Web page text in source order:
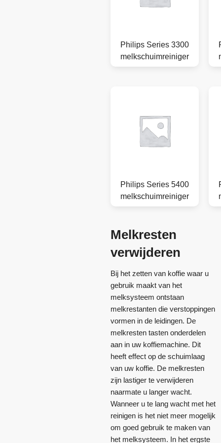
Philips Series 3300
melkschuimreiniger
Philips Series 5400
melkschuimreiniger
Melkresten
verwijderen
Bij het zetten van koffie waar u
gebruik maakt van het
melksysteem ontstaan
melkrestanten die verstoppingen
vormen in de leidingen. De
melkresten tasten onderdelen
aan in uw koffiemachine. Dit
heeft effect op de schuimlaag
van uw koffie. De melkresten
zijn lastiger te verwijderen
naarmate u langer wacht.
Wanneer u te lang wacht met het
reinigen is het niet meer mogelijk
om goed gebruik te maken van
het melksysteem. In het ergste